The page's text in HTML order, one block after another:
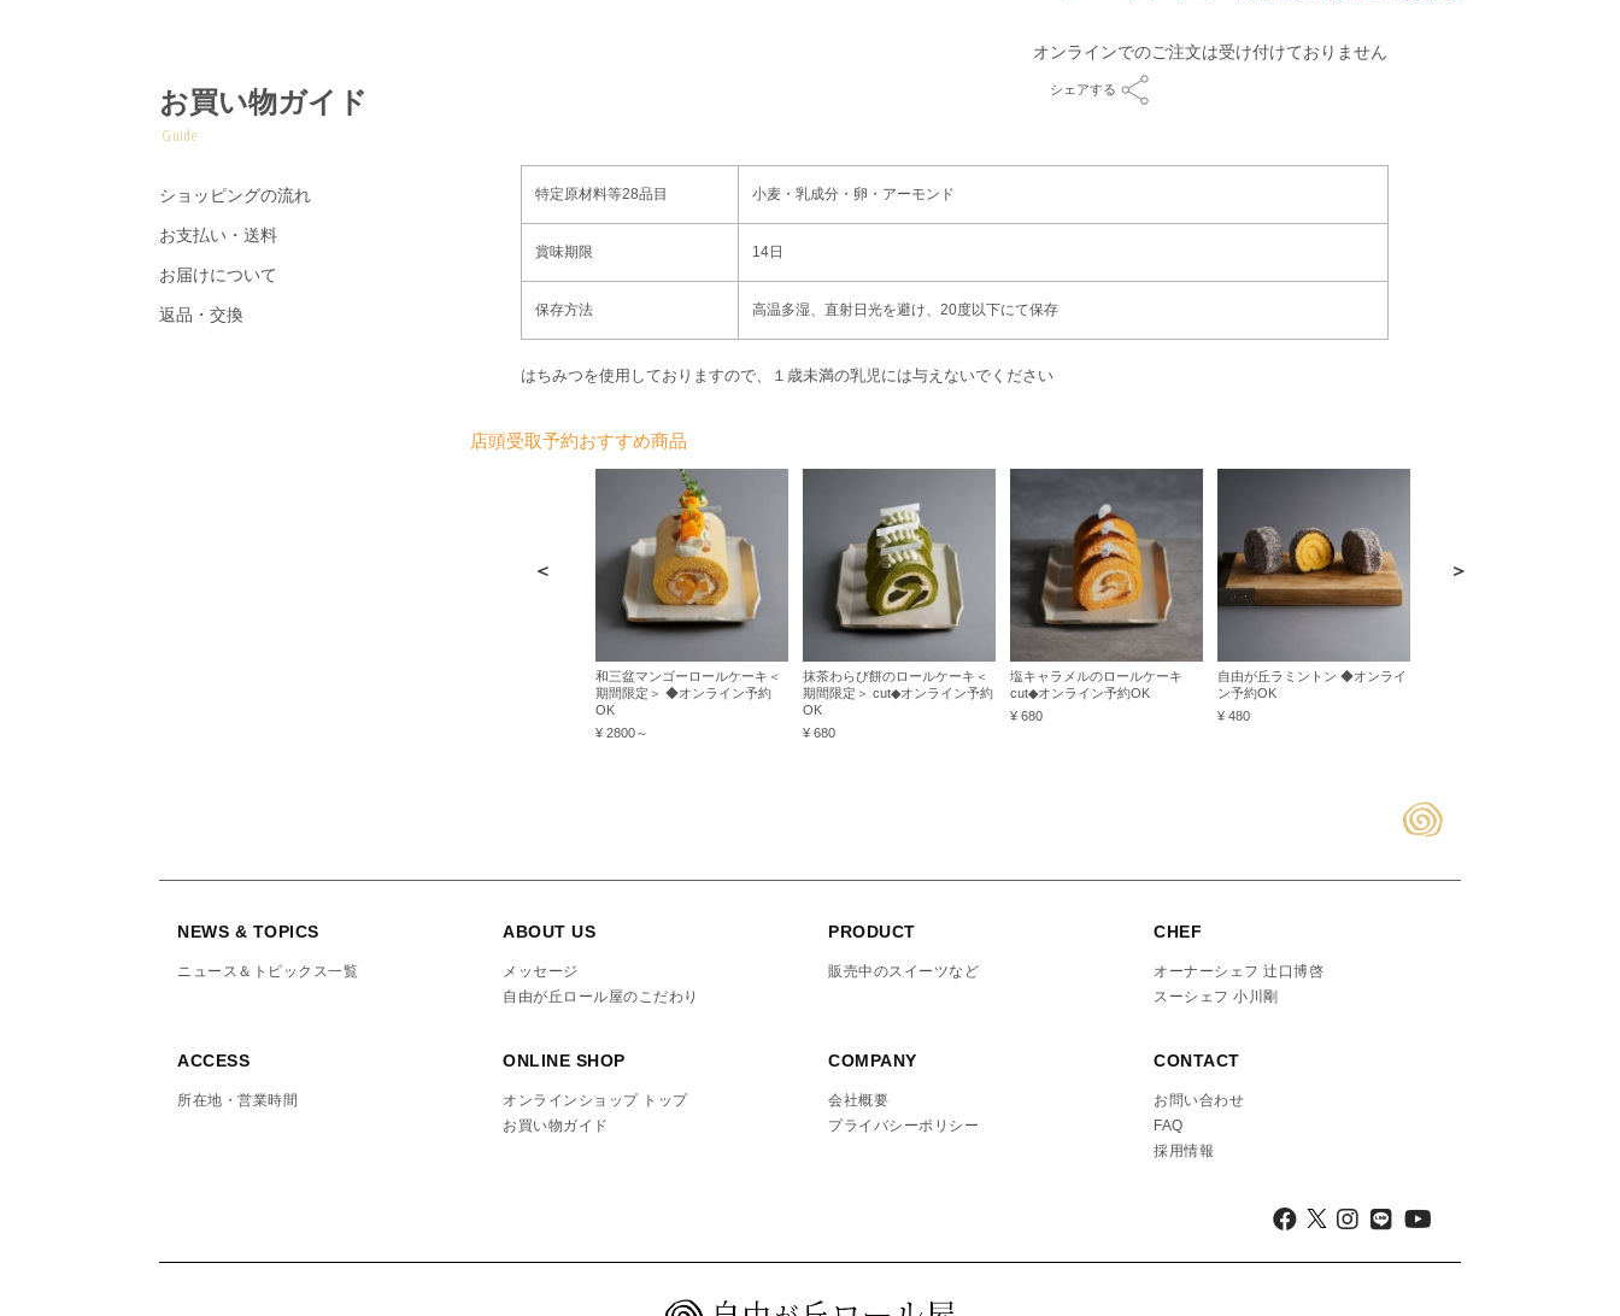
お買い物ガイド
Guide
ショッピングの流れ
お支払い・送料
お届けについて
返品・交換
オンラインでのご注文は受け付けておりません
シェアする
特定原材料等28品目 小麦・乳成分・卵・アーモンド
賞味期限 14日
保存方法 高温多湿、直射日光を避け、20度以下にて保存
はちみつを使用しておりますので、１歳未満の乳児には与えないでください
店頭受取予約おすすめ商品
和三盆マンゴーロールケーキ＜
期間限定＞ ◆オンライン予約
OK
¥ 2800～
抹茶わらび餅のロールケーキ＜
期間限定＞ cut◆オンライン予約
OK
¥ 680
塩キャラメルのロールケーキ
cut◆オンライン予約OK
¥ 680
自由が丘ラミントン ◆オンライ
ン予約OK
¥ 480
＜ ＞
NEWS & TOPICS
ニュース＆トピックス一覧
ABOUT US
メッセージ
自由が丘ロール屋のこだわり
PRODUCT
販売中のスイーツなど
CHEF
オーナーシェフ 辻口博啓
スーシェフ 小川剛
ACCESS
所在地・営業時間
ONLINE SHOP
オンラインショップ トップ
お買い物ガイド
COMPANY
会社概要
プライバシーポリシー
CONTACT
お問い合わせ
FAQ
採用情報